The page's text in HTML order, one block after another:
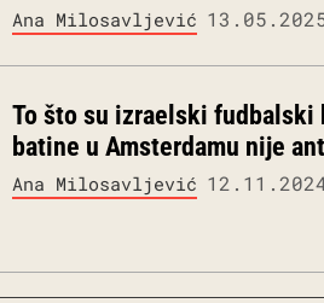
Ana Milosavljević
To što su izraelski
batine u Amsterdamu nije
Ana Milosavljević